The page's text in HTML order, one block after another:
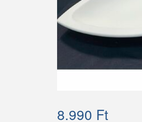
8.990 Ft